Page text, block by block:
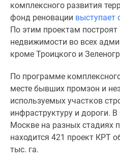
Подмосковья
Студии
комнатные
комнатные
комнатные
Квартиры
карте
Ипотечный
комплексного развития
фонд реновации выступает
По этим проектам
недвижимости во всех
кроме Троицкого и
По программе
месте бывших промзон и
используемых участков
инфраструктуру и дороги.
Москве на разных стадиях
находится 421 проект КРТ
тыс. га.